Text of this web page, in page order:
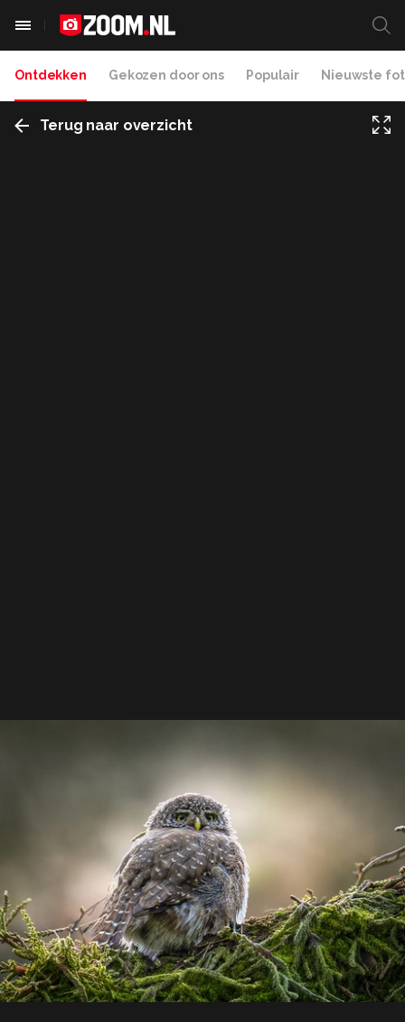
Ontdekken Gekozen door ons Populair Nieuwste
Terug naar overzicht